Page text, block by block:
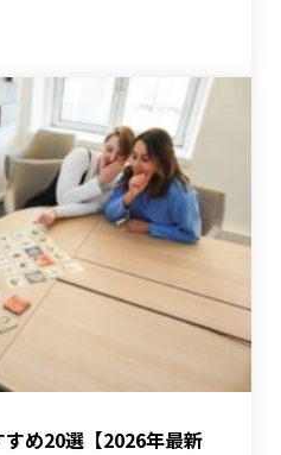
め20選【2026年最新